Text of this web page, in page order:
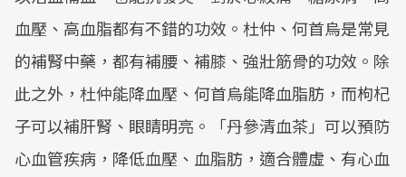
血壓、高血脂都有不錯的功效。杜仲、何首烏是常見
的補腎中藥，都有補腰、補膝、強壯筋骨的功效。除
此之外，杜仲能降血壓、何首烏能降血脂肪，而枸杞
子可以補肝腎、眼睛明亮。「丹參清血茶」可以預防
心血管疾病，降低血壓、血脂肪，適合體虛、有心血